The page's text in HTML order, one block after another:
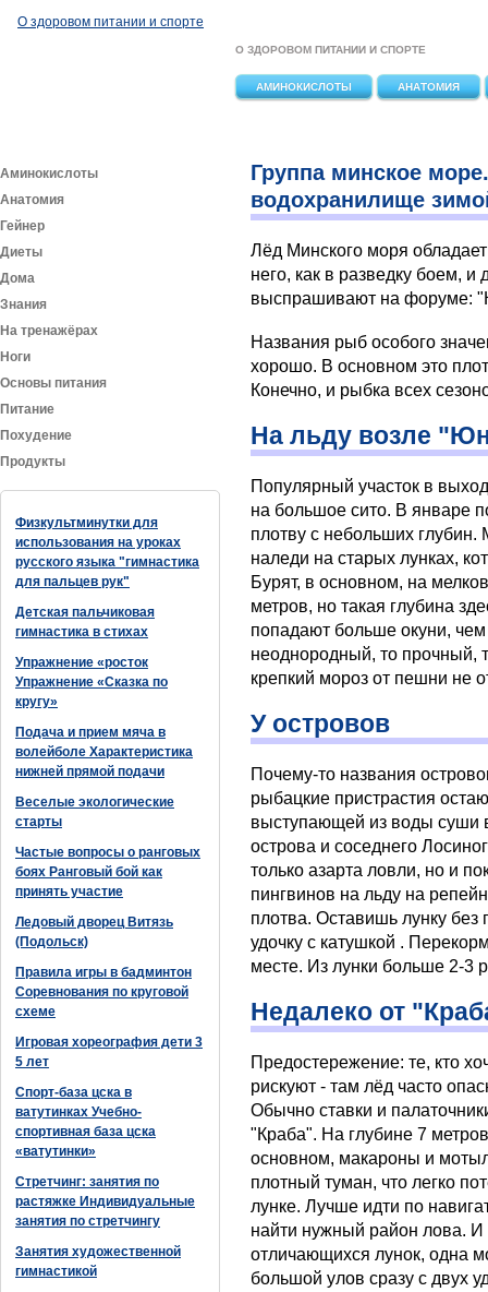
О здоровом питании и спорте
О ЗДОРОВОМ ПИТАНИИ И СПОРТЕ
АМИНОКИСЛОТЫ АНАТОМИЯ
Аминокислоты
Анатомия
Гейнер
Диеты
Дома
Знания
На тренажёрах
Ноги
Основы питания
Питание
Похудение
Продукты
Физкультминутки для
использования на уроках
русского языка "гимнастика
для пальцев рук"
Детская пальчиковая
гимнастика в стихах
Упражнение «росток
Упражнение «Сказка по
кругу»
Подача и прием мяча в
волейболе Характеристика
нижней прямой подачи
Веселые экологические
старты
Частые вопросы о ранговых
боях Ранговый бой как
принять участие
Ледовый дворец Витязь
(Подольск)
Правила игры в бадминтон
Соревнования по круговой
схеме
Игровая хореография дети 3
5 лет
Спорт-база цска в
ватутинках Учебно-
спортивная база цска
«ватутинки»
Стретчинг: занятия по
растяжке Индивидуальные
занятия по стретчингу
Занятия художественной
гимнастикой
Группа минское
водохранилище
Лёд Минского моря
него, как в разведку боем,
выспрашивают на форуме:
Названия рыб особого
хорошо. В основном это
Конечно, и рыбка всех
На льду возле
Популярный участок в
на большое сито. В январе
плотву с небольших
наледи на старых лунках,
Бурят, в основном, на
метров, но такая глубина
попадают больше окуни,
неоднородный, то прочный,
крепкий мороз от пешни не
У островов
Почему-то названия
рыбацкие пристрастия
выступающей из воды суши
острова и соседнего
только азарта ловли, но и
пингвинов на льду на
плотва. Оставишь лунку без
удочку с катушкой .
месте. Из лунки больше 2-3
Недалеко от
Предостережение: те, кто
рискуют - там лёд часто
Обычно ставки и
"Краба". На глубине 7
основном, макароны и
плотный туман, что легко
лунке. Лучше идти по
найти нужный район лова. И
отличающихся лунок, одна
большой улов сразу с двух